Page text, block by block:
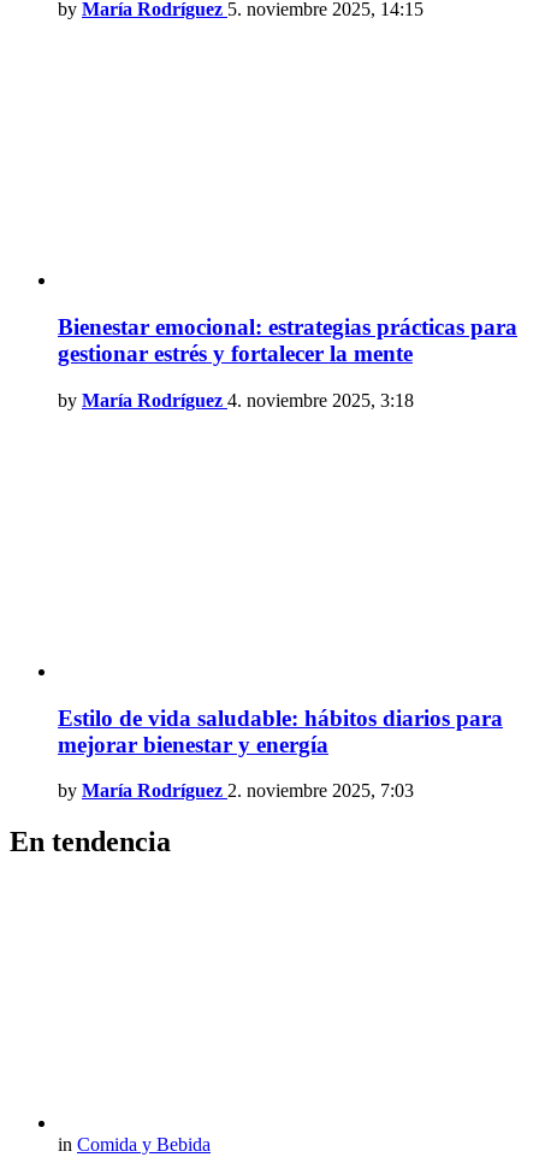
by María Rodríguez 5. noviembre 2025, 14:15
Bienestar emocional: estrategias prácticas para
gestionar estrés y fortalecer la mente
by María Rodríguez 4. noviembre 2025, 3:18
Estilo de vida saludable: hábitos diarios para
mejorar bienestar y energía
by María Rodríguez 2. noviembre 2025, 7:03
En tendencia
in Comida y Bebida